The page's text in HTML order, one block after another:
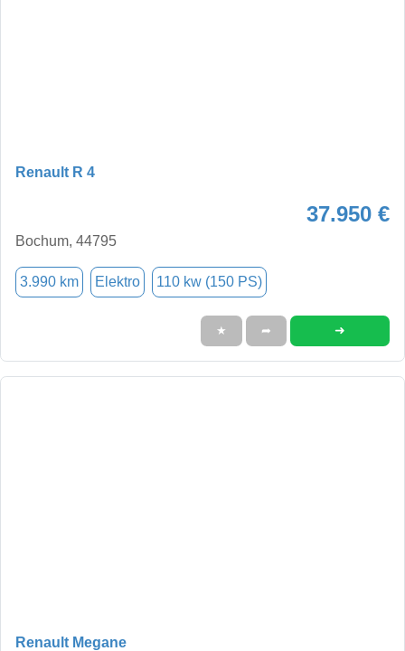
Renault R 4
37.950 €
Bochum, 44795
3.990 km Elektro 110 kw (150 PS)
★ ➦ ➜
Renault Megane